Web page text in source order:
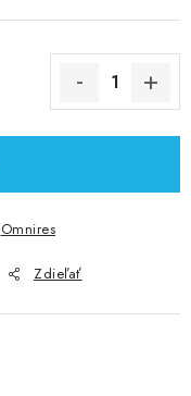
Omnires
Zdieľať